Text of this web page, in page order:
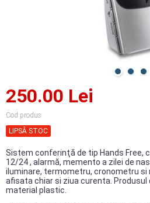
250.00 Lei
Cod produs
LIPSĂ STOC
Sistem conferinţă de tip Hands Free,
12/24 , alarmă, memento a zilei de
iluminare, termometru, cronometru si
afisata chiar si ziua curenta. Produsul
material plastic.